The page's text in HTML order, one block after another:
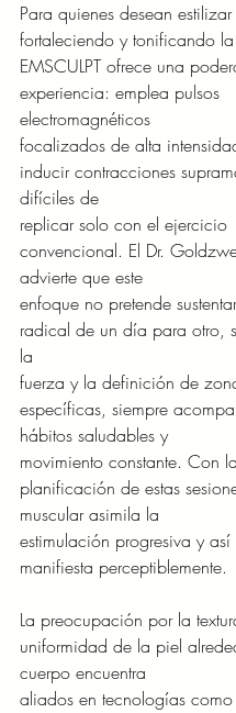
Para quienes desean
fortaleciendo y tonificando la
EMSCULPT ofrece una
experiencia: emplea pulsos
electromagnéticos
focalizados de alta
inducir contracciones
difíciles de
replicar solo con el ejercicio
convencional. El Dr.
advierte que este
enfoque no pretende
radical de un día para otro,
la
fuerza y la definición de
específicas, siempre
hábitos saludables y
movimiento constante. Con la
planificación de estas
muscular asimila la
estimulación progresiva y
manifiesta perceptiblemente.
La preocupación por la
uniformidad de la piel
cuerpo encuentra
aliados en tecnologías